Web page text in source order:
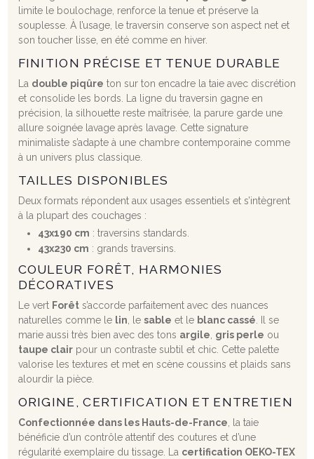
limite le boulochage, renforce la tenue et préserve la
souplesse. À l’usage, le traversin conserve son aspect net et
son toucher lisse, en été comme en hiver.
FINITION PRÉCISE ET TENUE DURABLE
La double piqûre ton sur ton encadre la taie avec discrétion
et consolide les bords. La ligne du traversin gagne en
précision, la silhouette reste maîtrisée, la parure garde une
allure soignée lavage après lavage. Cette signature
minimaliste s’adapte à une chambre contemporaine comme
à un univers plus classique.
TAILLES DISPONIBLES
Deux formats répondent aux usages essentiels et s’intègrent
à la plupart des couchages :
43x190 cm : traversins standards.
43x230 cm : grands traversins.
COULEUR FORÊT, HARMONIES
DÉCORATIVES
Le vert Forêts’accorde parfaitement avec des nuances
naturelles comme le lin, le sable et le blanc cassé. Il se
marie aussi très bien avec des tons argile, gris perle ou
taupe clairpour un contraste subtil et chic. Cette palette
valorise les textures et met en scène coussins et plaids sans
alourdir la pièce.
ORIGINE, CERTIFICATION ET ENTRETIEN
Confectionnée dans les Hauts-de-France, la taie
bénéficie d’un contrôle attentif des coutures et d’une
régularité exemplaire du tissage. La certification OEKO-TEX